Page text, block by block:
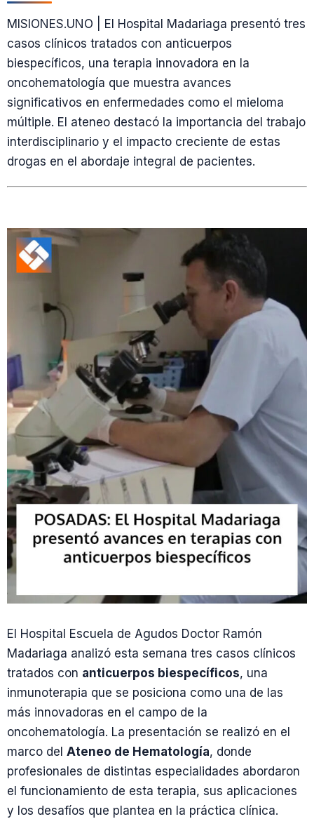
MISIONES.UNO | El Hospital Madariaga presentó tres
casos clínicos tratados con anticuerpos
biespecíficos, una terapia innovadora en la
oncohematología que muestra avances
significativos en enfermedades como el mieloma
múltiple. El ateneo destacó la importancia del trabajo
interdisciplinario y el impacto creciente de estas
drogas en el abordaje integral de pacientes.
El Hospital Escuela de Agudos Doctor Ramón
Madariaga analizó esta semana tres casos clínicos
tratados con anticuerpos biespecíficos, una
inmunoterapia que se posiciona como una de las
más innovadoras en el campo de la
oncohematología. La presentación se realizó en el
marco del Ateneo de Hematología, donde
profesionales de distintas especialidades abordaron
el funcionamiento de esta terapia, sus aplicaciones
y los desafíos que plantea en la práctica clínica.